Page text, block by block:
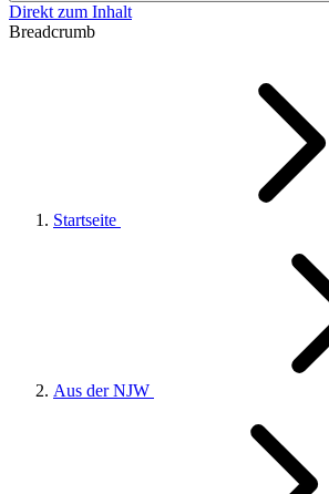
Direkt zum Inhalt
Breadcrumb
Startseite
Aus der NJW